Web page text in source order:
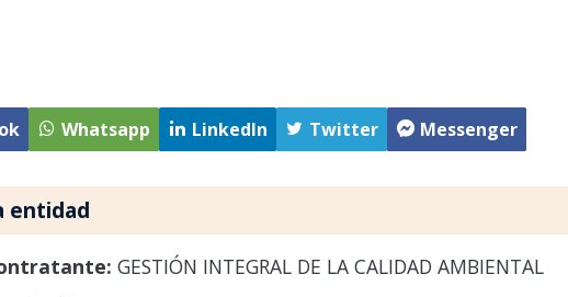
Whatsapp LinkedIn Twitter Messenger
entidad
GESTIÓN INTEGRAL DE LA CALIDAD AMBIENTAL